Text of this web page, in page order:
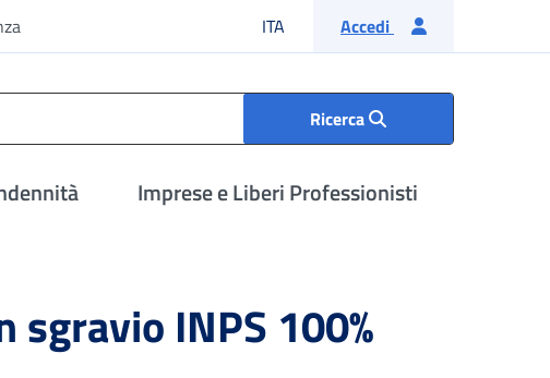
ITA Lingua italiana
Accedi
Ricerca
Imprese e Liberi Professionisti
INPS 100%